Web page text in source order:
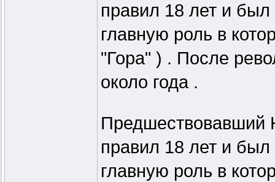
правил 18 лет и
главную роль в
"Гора" ) . После
около года .
Предшествовавший
правил 18 лет и
главную роль в